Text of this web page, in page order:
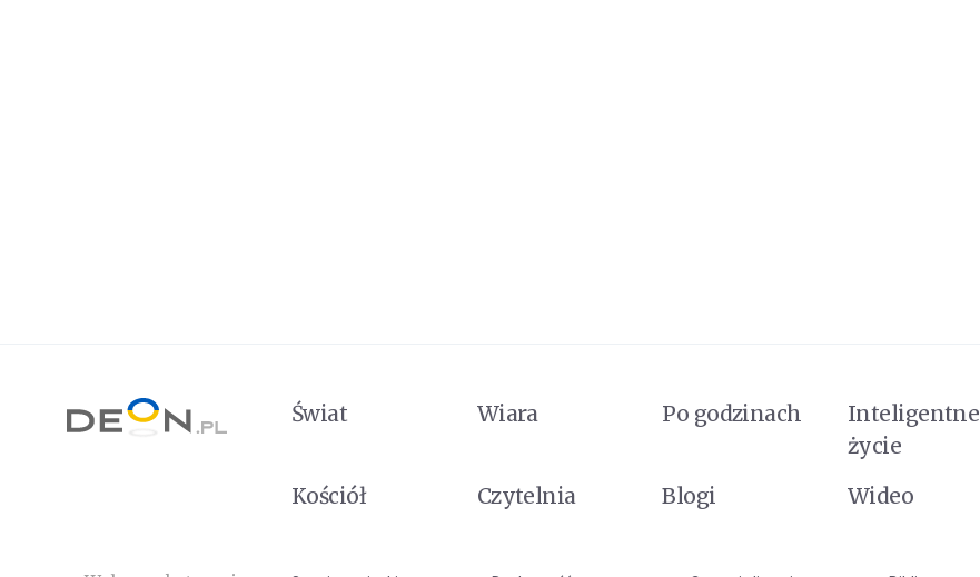
Świat Wiara Po godzinach
Inteligentne
życie
Kościół
Czytelnia Blogi Wideo